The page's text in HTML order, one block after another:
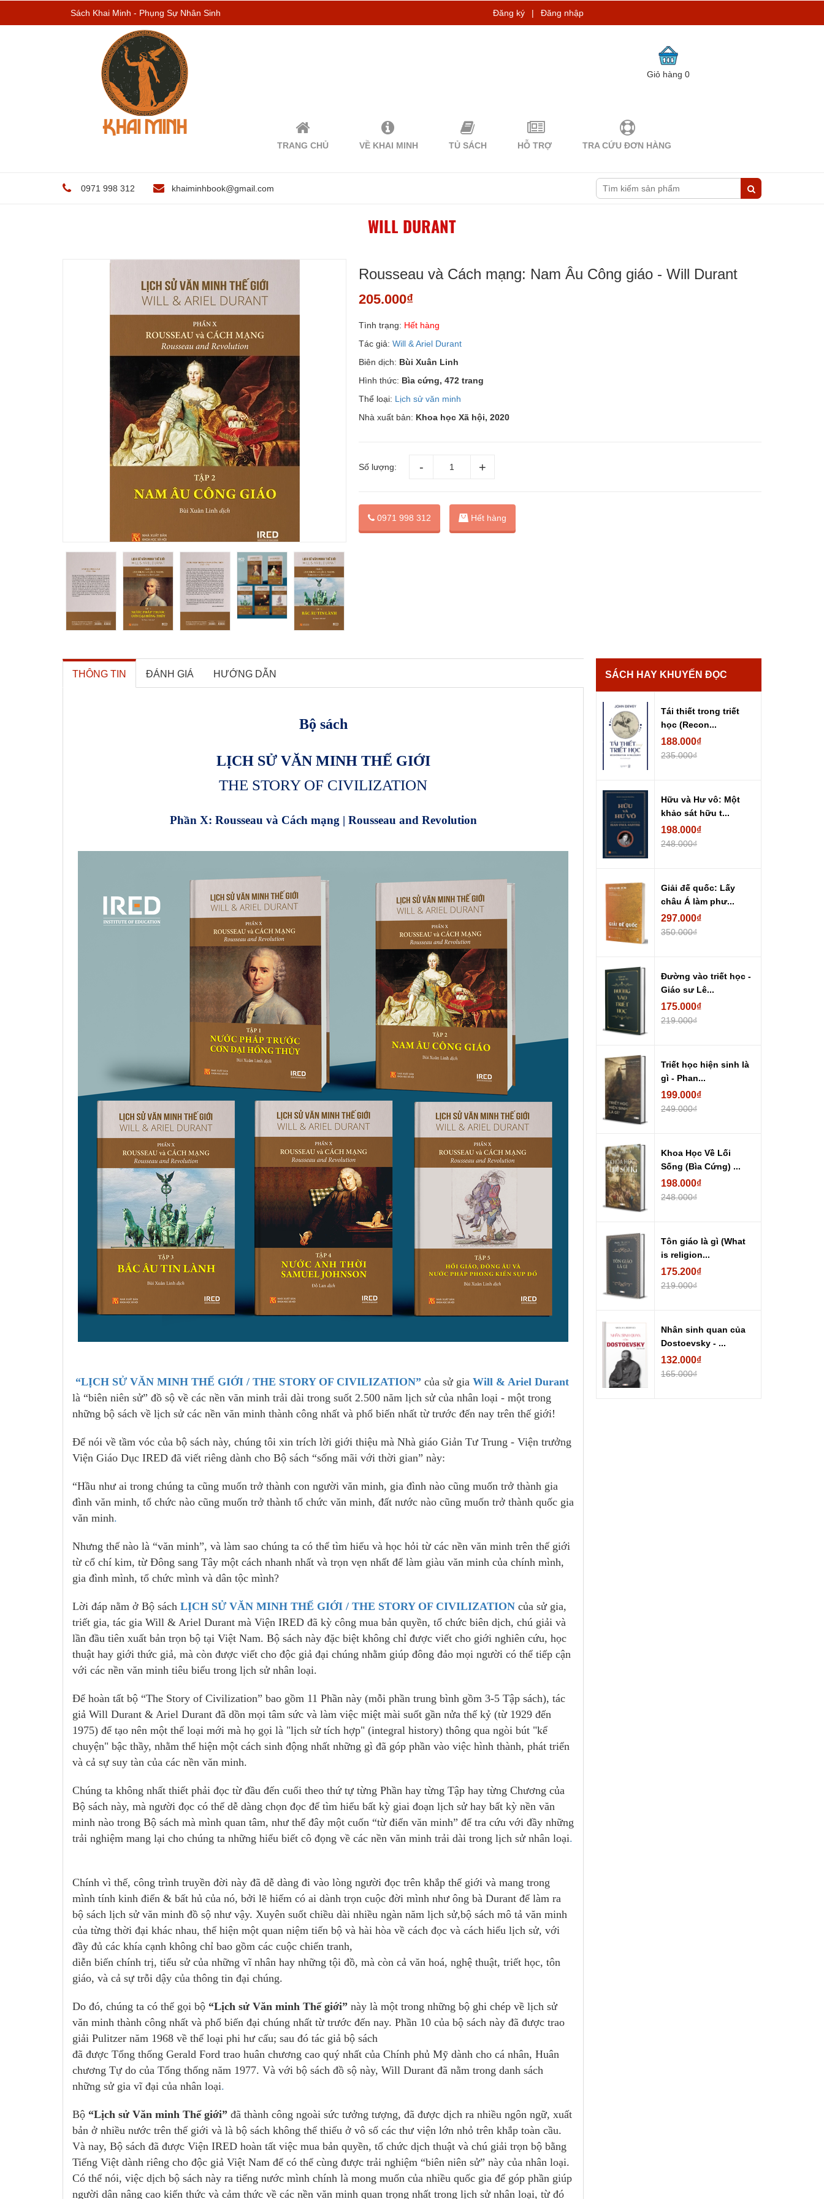
Sách Khai Minh - Phụng Sự Nhân Sinh Đăng ký | Đăng nhập
Giỏ hàng0
TRANG CHỦ VỀ KHAI MINH TỦ SÁCH HỖ TRỢ TRA CỨU ĐƠN HÀNG
0971 998 312 khaiminhbook@gmail.com
WILL DURANT
Rousseau và Cách mạng: Nam Âu Công giáo - Will Durant
205.000₫
Tình trạng: Hết hàng
Tác giả:Will & Ariel Durant
Biên dịch: Bùi Xuân Linh
Hình thức: Bìa cứng, 472 trang
Thể loại: Lịch sử văn minh
Nhà xuất bản: Khoa học Xã hội, 2020
Số lượng:
0971 998 312 Hết hàng
THÔNG TIN ĐÁNH GIÁ HƯỚNG DẪN
Bộ sách
LỊCH SỬ VĂN MINH THẾ GIỚI
THE STORY OF CIVILIZATION
Phần X: Rousseau và Cách mạng | Rousseau and Revolution
“LỊCH SỬ VĂN MINH THẾ GIỚI / THE STORY OF CIVILIZATION” của sử gia Will & Ariel Durant
là “biên niên sử” đồ sộ về các nền văn minh trải dài trong suốt 2.500 năm lịch sử của nhân loại - một trong
những bộ sách về lịch sử các nền văn minh thành công nhất và phổ biến nhất từ trước đến nay trên thế giới!
Để nói về tầm vóc của bộ sách này, chúng tôi xin trích lời giới thiệu mà Nhà giáo Giản Tư Trung - Viện trưởng
Viện Giáo Dục IRED đã viết riêng dành cho Bộ sách “sống mãi với thời gian” này:
“Hầu như ai trong chúng ta cũng muốn trở thành con người văn minh, gia đình nào cũng muốn trở thành gia
đình văn minh, tổ chức nào cũng muốn trở thành tổ chức văn minh, đất nước nào cũng muốn trở thành quốc gia
văn minh.
Nhưng thế nào là “văn minh”, và làm sao chúng ta có thể tìm hiểu và học hỏi từ các nền văn minh trên thế giới
từ cổ chí kim, từ Đông sang Tây một cách nhanh nhất và trọn vẹn nhất để làm giàu văn minh của chính mình,
gia đình mình, tổ chức mình và dân tộc mình?
Lời đáp nằm ở Bộ sách LỊCH SỬ VĂN MINH THẾ GIỚI / THE STORY OF CIVILIZATION của sử gia,
triết gia, tác gia Will & Ariel Durant mà Viện IRED đã kỳ công mua bản quyền, tổ chức biên dịch, chú giải và
lần đầu tiên xuất bản trọn bộ tại Việt Nam. Bộ sách này đặc biệt không chỉ được viết cho giới nghiên cứu, học
thuật hay giới thức giả, mà còn được viết cho độc giả đại chúng nhằm giúp đông đảo mọi người có thể tiếp cận
với các nền văn minh tiêu biểu trong lịch sử nhân loại.
Để hoàn tất bộ “The Story of Civilization” bao gồm 11 Phần này (mỗi phần trung bình gồm 3-5 Tập sách), tác
giả Will Durant & Ariel Durant đã dồn mọi tâm sức và làm việc miệt mài suốt gần nửa thế kỷ (từ 1929 đến
1975) để tạo nên một thể loại mới mà họ gọi là "lịch sử tích hợp" (integral history) thông qua ngòi bút "kể
chuyện" bậc thầy, nhằm thể hiện một cách sinh động nhất những gì đã góp phần vào việc hình thành, phát triển
và cả sự suy tàn của các nền văn minh.
Chúng ta không nhất thiết phải đọc từ đầu đến cuối theo thứ tự từng Phần hay từng Tập hay từng Chương của
Bộ sách này, mà người đọc có thể dễ dàng chọn đọc để tìm hiểu bất kỳ giai đoạn lịch sử hay bất kỳ nền văn
minh nào trong Bộ sách mà mình quan tâm, như thể đây một cuốn “từ điển văn minh” để tra cứu với đầy những
trải nghiệm mang lại cho chúng ta những hiểu biết cô đọng về các nền văn minh trải dài trong lịch sử nhân loại.
Chính vì thế, công trình truyền đời này đã dễ dàng đi vào lòng người đọc trên khắp thế giới và mang trong
mình tính kinh điển & bất hủ của nó, bởi lẽ hiếm có ai dành trọn cuộc đời mình như ông bà Durant để làm ra
bộ sách lịch sử văn minh đồ sộ như vậy. Xuyên suốt chiều dài nhiều ngàn năm lịch sử,bộ sách mô tả văn minh
của từng thời đại khác nhau, thể hiện một quan niệm tiến bộ và hài hòa về cách đọc và cách hiểu lịch sử, với
đầy đủ các khía cạnh không chỉ bao gồm các cuộc chiến tranh,
diễn biến chính trị, tiểu sử của những vĩ nhân hay những tội đồ, mà còn cả văn hoá, nghệ thuật, triết học, tôn
giáo, và cả sự trỗi dậy của thông tin đại chúng.
Do đó, chúng ta có thể gọi bộ “Lịch sử Văn minh Thế giới” này là một trong những bộ ghi chép về lịch sử
văn minh thành công nhất và phổ biến đại chúng nhất từ trước đến nay. Phần 10 của bộ sách này đã được trao
giải Pulitzer năm 1968 về thể loại phi hư cấu; sau đó tác giả bộ sách
đã được Tổng thống Gerald Ford trao huân chương cao quý nhất của Chính phủ Mỹ dành cho cá nhân, Huân
chương Tự do của Tổng thống năm 1977. Và với bộ sách đồ sộ này, Will Durant đã nằm trong danh sách
những sử gia vĩ đại của nhân loại.
Bộ “Lịch sử Văn minh Thế giới” đã thành công ngoài sức tưởng tượng, đã được dịch ra nhiều ngôn ngữ, xuất
bản ở nhiều nước trên thế giới và là bộ sách không thể thiếu ở vô số các thư viện lớn nhỏ trên khắp toàn cầu.
Và nay, Bộ sách đã được Viện IRED hoàn tất việc mua bản quyền, tổ chức dịch thuật và chú giải trọn bộ bằng
Tiếng Việt dành riêng cho độc giả Việt Nam để có thể cùng được trải nghiệm “biên niên sử” này của nhân loại.
Có thể nói, việc dịch bộ sách này ra tiếng nước mình chính là mong muốn của nhiều quốc gia để góp phần giúp
người dân nâng cao kiến thức và cảm thức về các nền văn minh quan trọng nhất trong lịch sử nhân loại, từ đó
SÁCH HAY KHUYẾN ĐỌC
Tái thiết trong triết
học (Recon...
188.000₫
235.000₫
Hữu và Hư vô: Một
khảo sát hữu t...
198.000₫
248.000₫
Giải đế quốc: Lấy
châu Á làm phư...
297.000₫
350.000₫
Đường vào triết học -
Giáo sư Lê...
175.000₫
219.000₫
Triết học hiện sinh là
gì - Phan...
199.000₫
249.000₫
Khoa Học Về Lối
Sống (Bìa Cứng) ...
198.000₫
248.000₫
Tôn giáo là gì (What
is religion...
175.200₫
219.000₫
Nhân sinh quan của
Dostoevsky - ...
132.000₫
165.000₫